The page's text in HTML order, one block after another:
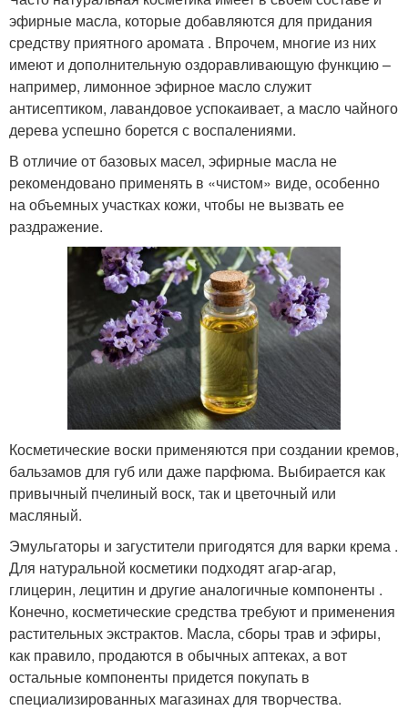
эфирные масла, которые добавляются для придания
средству приятного аромата . Впрочем, многие из них
имеют и дополнительную оздоравливающую функцию –
например, лимонное эфирное масло служит
антисептиком, лавандовое успокаивает, а масло чайного
дерева успешно борется с воспалениями.
В отличие от базовых масел, эфирные масла не
рекомендовано применять в «чистом» виде, особенно
на объемных участках кожи, чтобы не вызвать ее
раздражение.
Косметические воски применяются при создании кремов,
бальзамов для губ или даже парфюма. Выбирается как
привычный пчелиный воск, так и цветочный или
масляный.
Эмульгаторы и загустители пригодятся для варки крема .
Для натуральной косметики подходят агар-агар,
глицерин, лецитин и другие аналогичные компоненты .
Конечно, косметические средства требуют и применения
растительных экстрактов. Масла, сборы трав и эфиры,
как правило, продаются в обычных аптеках, а вот
остальные компоненты придется покупать в
специализированных магазинах для творчества.